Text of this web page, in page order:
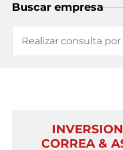
Buscar empresa
CORREA &